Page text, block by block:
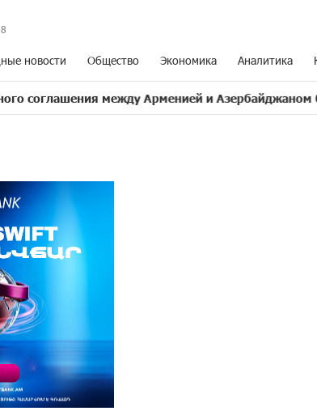
новости Общество Экономика Аналитика
между Арменией и Азербайджаном близко